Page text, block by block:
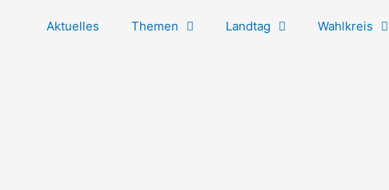
Aktuelles Themen Landtag Wahlkreis